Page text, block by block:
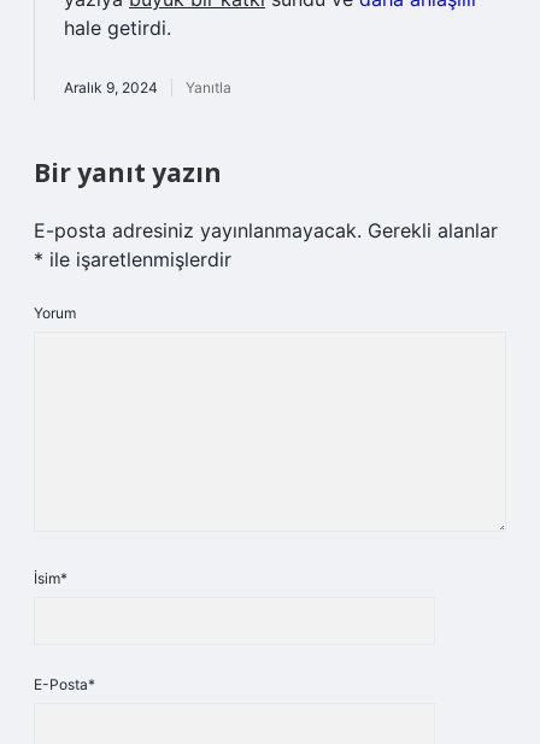
hale getirdi.
Aralık 9, 2024 Yanıtla
Bir yanıt yazın
E-posta adresiniz yayınlanmayacak. Gerekli alanlar
* ile işaretlenmişlerdir
Yorum
İsim*
E-Posta*